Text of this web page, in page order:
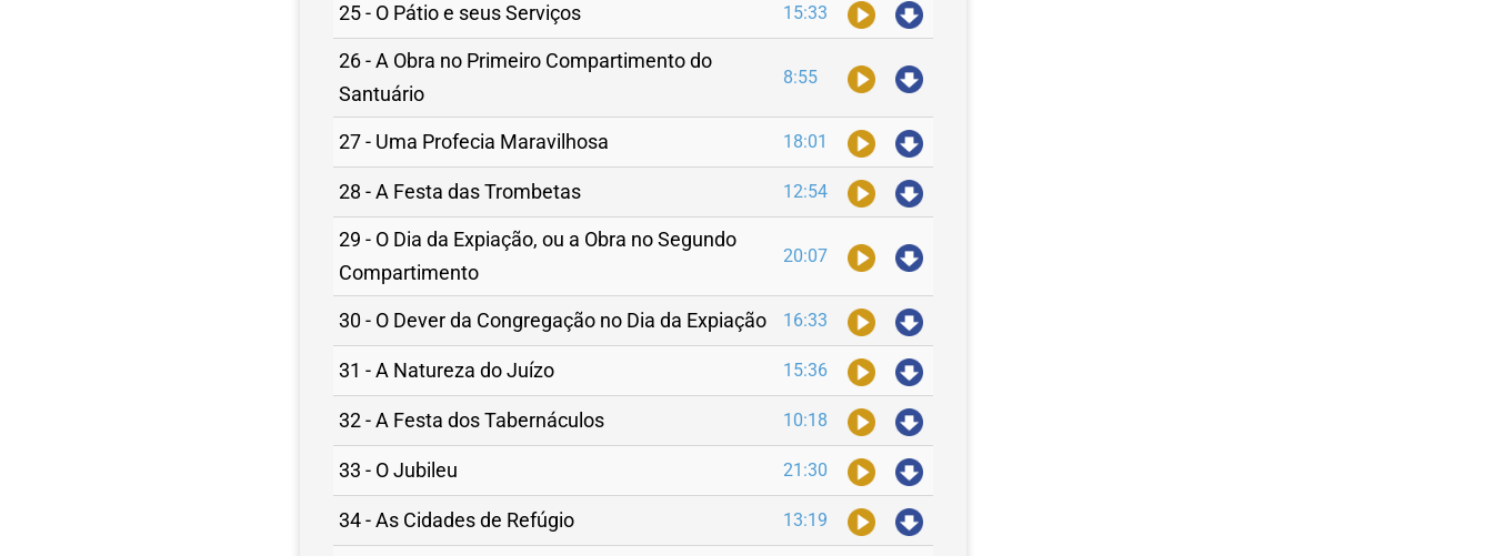
25 - O Pátio e seus Serviços 15:33
26 - A Obra no Primeiro Compartimento do
Santuário
8:55
27 - Uma Profecia Maravilhosa 18:01
28 - A Festa das Trombetas 12:54
29 - O Dia da Expiação, ou a Obra no Segundo
Compartimento
20:07
30 - O Dever da Congregação no Dia da Expiação 16:33
31 - A Natureza do Juízo 15:36
32 - A Festa dos Tabernáculos 10:18
33 - O Jubileu 21:30
34 - As Cidades de Refúgio 13:19